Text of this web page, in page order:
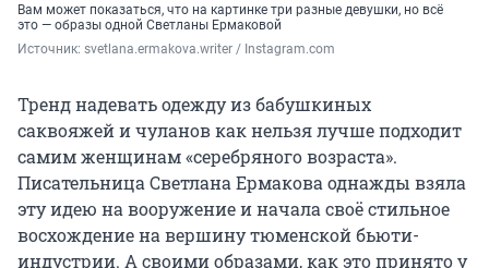
Вам может показаться, что на картинке три разные девушки, но всё
это — образы одной Светланы Ермаковой
Источник: svetlana.ermakova.writer / Instagram.com
Тренд надевать одежду из бабушкиных
саквояжей и чуланов как нельзя лучше подходит
самим женщинам «серебряного возраста».
Писательница Светлана Ермакова однажды взяла
эту идею на вооружение и начала своё стильное
восхождение на вершину тюменской бьюти-
индустрии. А своими образами, как это принято у